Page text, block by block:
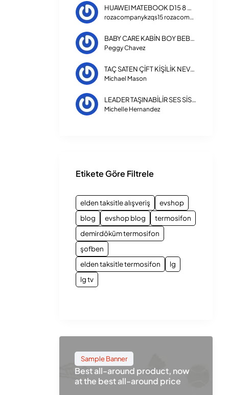
HUAWEI MATEBOOK D15 8 GB RAM 256 GB SSD LAPTOP INTEL CORE I3 1115G4
rozacompanykzqs15 rozacompanykzqs15
BABY CARE KABİN BOY BEBEK ARABASI 270 TRIPPER
Peggy Chavez
TAÇ SATEN ÇİFT KİŞİLİK NEVRESİM TAKIMI 3254
Michael Mason
LEADER TAŞINABİLİR SES SİSTEMİ LP-8100
Michelle Hernandez
Etikete Göre Filtrele
elden taksitle alışveriş
evshop
blog
evshop blog
termosifon
demirdöküm termosifon
şofben
elden taksitle termosifon
lg
lg tv
Sample Banner
Best all-around product, now
at the best all-around price